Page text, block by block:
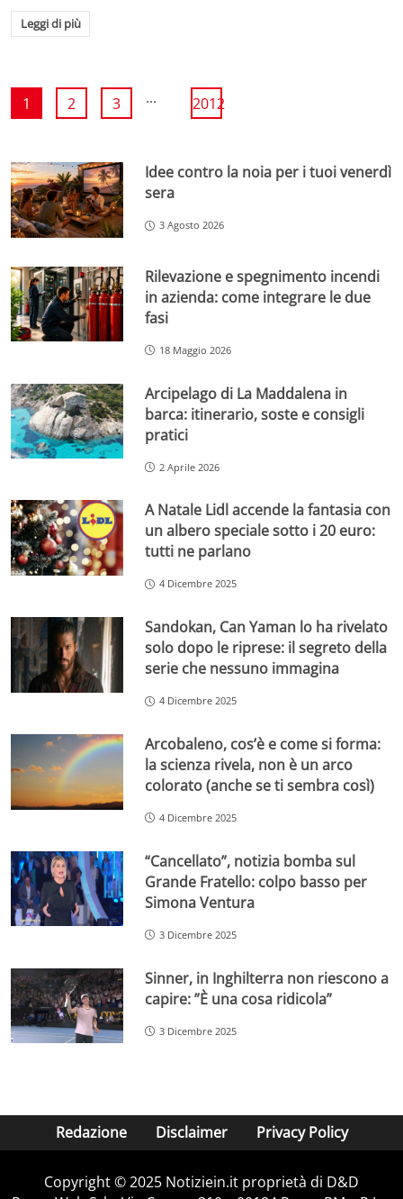
Leggi di più
1 2 3 ... 2012
Idee contro la noia per i tuoi venerdì
sera
3 Agosto 2026
Rilevazione e spegnimento incendi
in azienda: come integrare le due
fasi
18 Maggio 2026
Arcipelago di La Maddalena in
barca: itinerario, soste e consigli
pratici
2 Aprile 2026
A Natale Lidl accende la fantasia con
un albero speciale sotto i 20 euro:
tutti ne parlano
4 Dicembre 2025
Sandokan, Can Yaman lo ha rivelato
solo dopo le riprese: il segreto della
serie che nessuno immagina
4 Dicembre 2025
Arcobaleno, cos’è e come si forma:
la scienza rivela, non è un arco
colorato (anche se ti sembra così)
4 Dicembre 2025
“Cancellato”, notizia bomba sul
Grande Fratello: colpo basso per
Simona Ventura
3 Dicembre 2025
Sinner, in Inghilterra non riescono a
capire: ”È una cosa ridicola”
3 Dicembre 2025
Redazione Disclaimer Privacy Policy
Copyright © 2025 Notiziein.it proprietà di D&D